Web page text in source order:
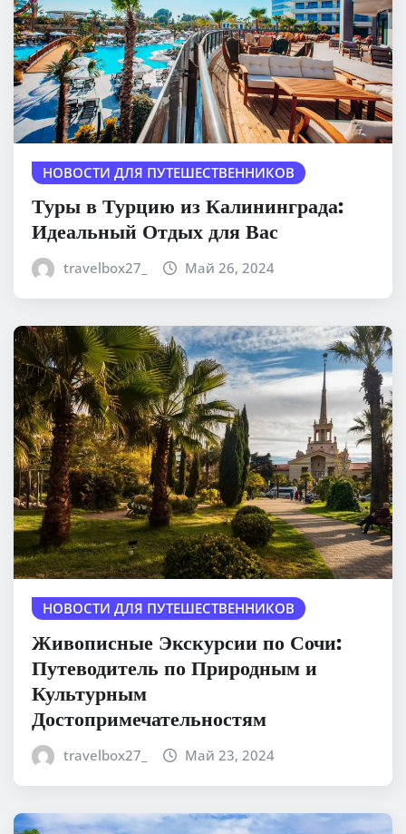
НОВОСТИ ДЛЯ ПУТЕШЕСТВЕННИКОВ
Туры в Турцию из Калининграда:
Идеальный Отдых для Вас
travelbox27_ Май 26, 2024
НОВОСТИ ДЛЯ ПУТЕШЕСТВЕННИКОВ
Живописные Экскурсии по Сочи:
Путеводитель по Природным и
Культурным
Достопримечательностям
travelbox27_ Май 23, 2024